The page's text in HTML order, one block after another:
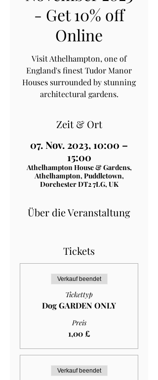
- Get 10% off
Online
Visit Athelhampton, one of
England's finest Tudor Manor
Houses surrounded by stunning
architectural gardens.
Zeit & Ort
07. Nov. 2023, 10:00 –
15:00
Athelhampton House & Gardens,
Athelhampton, Puddletown,
Dorchester DT2 7LG, UK
Über die Veranstaltung
Tickets
Verkauf beendet
Tickettyp
Dog GARDEN ONLY
Preis
1,00 £
Verkauf beendet